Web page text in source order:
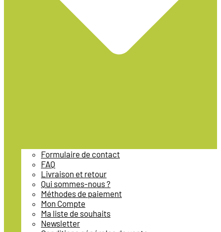
Formulaire de contact
FAQ
Livraison et retour
Qui sommes-nous ?
Méthodes de paiement
Mon Compte
Ma liste de souhaits
Newsletter